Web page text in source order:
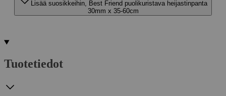
Lisää suosikkeihin, Best Friend puolikuristava heijastinpanta
30mm x 35-60cm
Tuotetiedot